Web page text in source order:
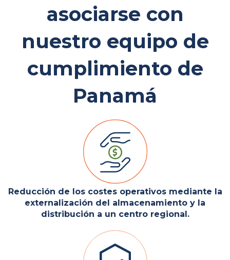
asociarse con
nuestro equipo de
cumplimiento de
Panamá
Reducción de los costes operativos mediante la
externalización del almacenamiento y la
distribución a un centro regional.